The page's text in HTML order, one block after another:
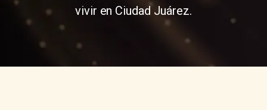
vivir en Ciudad Juárez.